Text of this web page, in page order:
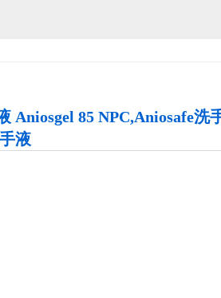
Aniosgel 85 NPC,Aniosafe洗
液